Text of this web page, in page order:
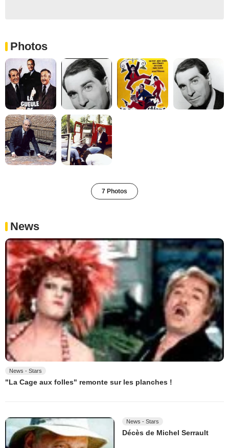
Photos
7 Photos
News
News - Stars
"La Cage aux folles" remonte sur les planches !
News - Stars
Décès de Michel Serrault